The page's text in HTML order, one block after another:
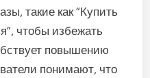
такие как “Купить
чтобы избежать
повышению
понимают, что